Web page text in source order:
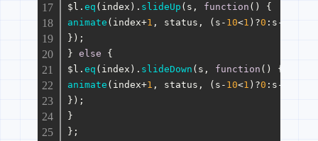
$l.eq (index). slideUp (s, function ( ) {
animate (index+1 , status, (s- 10<1 )?0 :s-
});
} else {
$l.eq (index). slideDown (s, function ( ) {
animate (index+1 , status, (s- 10<1 )?0 :s-
});
}
};